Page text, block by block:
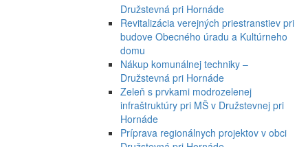
Družstevná pri Hornáde
Revitalizácia verejných priestranstiev pri
budove Obecného úradu a Kultúrneho
domu
Nákup komunálnej techniky –
Družstevná pri Hornáde
Zeleň s prvkami modrozelenej
infraštruktúry pri MŠ v Družstevnej pri
Hornáde
Príprava regionálnych projektov v obci